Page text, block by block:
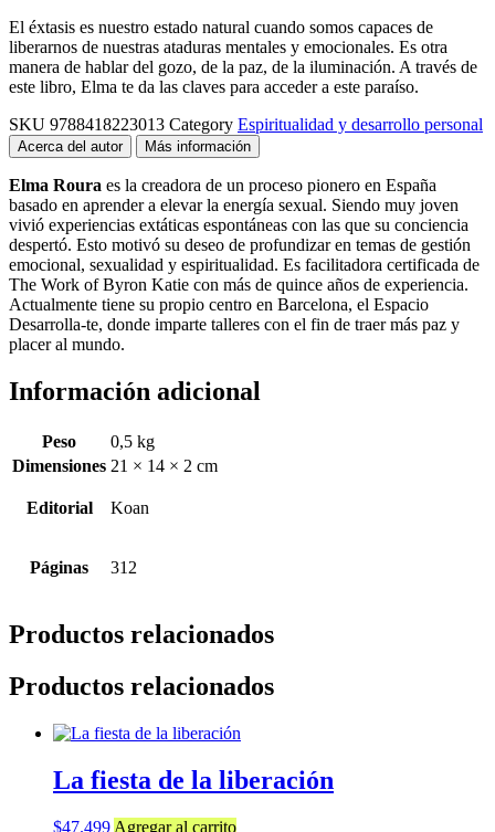
El éxtasis es nuestro estado natural cuando somos capaces de
liberarnos de nuestras ataduras mentales y emocionales. Es otra
manera de hablar del gozo, de la paz, de la iluminación. A través de
este libro, Elma te da las claves para acceder a este paraíso.
SKU 9788418223013 Category Espiritualidad y desarrollo personal
Acerca del autor Más información
Elma Roura es la creadora de un proceso pionero en España
basado en aprender a elevar la energía sexual. Siendo muy joven
vivió experiencias extáticas espontáneas con las que su conciencia
despertó. Esto motivó su deseo de profundizar en temas de gestión
emocional, sexualidad y espiritualidad. Es facilitadora certificada de
The Work of Byron Katie con más de quince años de experiencia.
Actualmente tiene su propio centro en Barcelona, el Espacio
Desarrolla-te, donde imparte talleres con el fin de traer más paz y
placer al mundo.
Información adicional
Peso
0,5 kg
Dimensiones 21 × 14 × 2 cm
Editorial Koan
Páginas 312
Productos relacionados
Productos relacionados
La fiesta de la liberación
$47.499 Agregar al carrito